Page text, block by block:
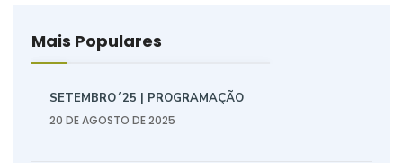
Mais Populares
SETEMBRO´25 | PROGRAMAÇÃO
20 DE AGOSTO DE 2025